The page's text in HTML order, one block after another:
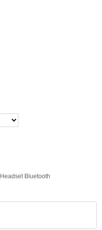
Headset Bluetooth